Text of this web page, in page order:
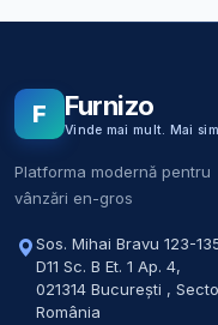
F Furnizo
Vinde mai mult. Mai
Platforma modernă pentru
vânzări en-gros
Sos. Mihai Bravu 123-
D11 Sc. B Et. 1 Ap. 4,
021314 București ,
România